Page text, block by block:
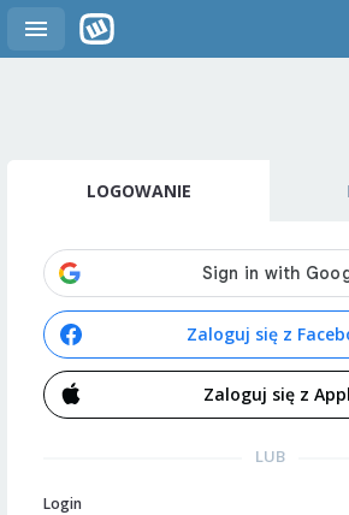
LOGOWANIE
Zaloguj się z
Zaloguj się z
LUB
Login